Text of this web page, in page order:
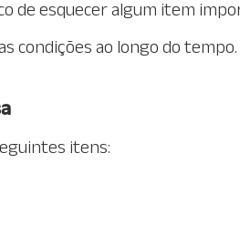
de esquecer algum item
condições ao longo do
itens: